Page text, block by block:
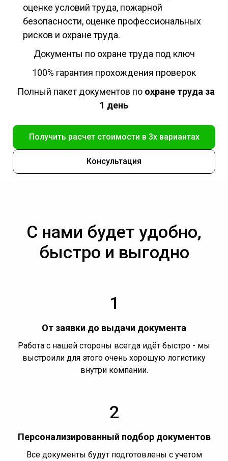
оценке условий труда, пожарной
безопасности, оценке профессиональных
рисков и охране труда.
Документы по охране труда под ключ
100% гарантия прохождения проверок
Полный пакет документов по охране труда за
1 день
Получить расчет стоимости в 3х вариантах
Консультация
С нами будет удобно,
быстро и выгодно
1
От заявки до выдачи документа
Работа с нашей стороны всегда идёт быстро - мы
выстроили для этого очень хорошую логистику
внутри компании.
2
Персонализированный подбор документов
Все документы будут подготовлены с учетом